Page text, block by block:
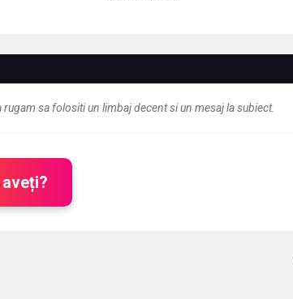
sa folositi un limbaj decent si un mesaj la subiect.